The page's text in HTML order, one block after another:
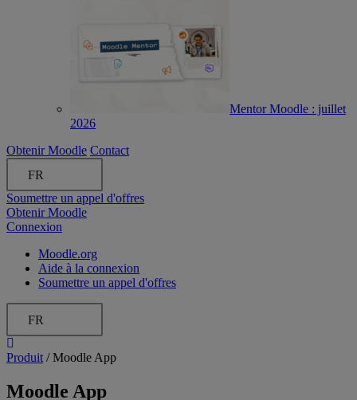
Mentor Moodle : juillet
2026
Obtenir Moodle Contact
FR
Soumettre un appel d'offres
Obtenir Moodle
Connexion
Moodle.org
Aide à la connexion
Soumettre un appel d'offres
FR
Produit /Moodle App
Moodle App